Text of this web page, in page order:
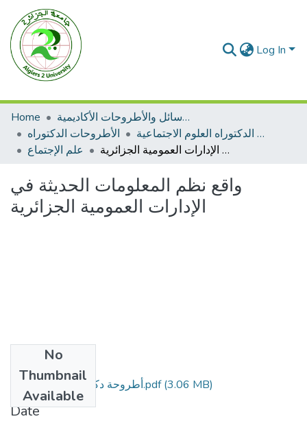
Log In
Home
الرسائل والأطروحات الأكاديمية
الأطروحات الدكتوراه
الأطروحات الدكتوراه العلوم الاجتماعية
علم الإجتماع
واقع نظم المعلومات الحديثة في الإدارات العمومية الجزائرية
واقع نظم المعلومات الحديثة في
الإدارات العمومية الجزائرية
No
Thumbnail
Available
أطروحة دكتوراه رابحي سعدي.pdf(3.06 MB)
Date